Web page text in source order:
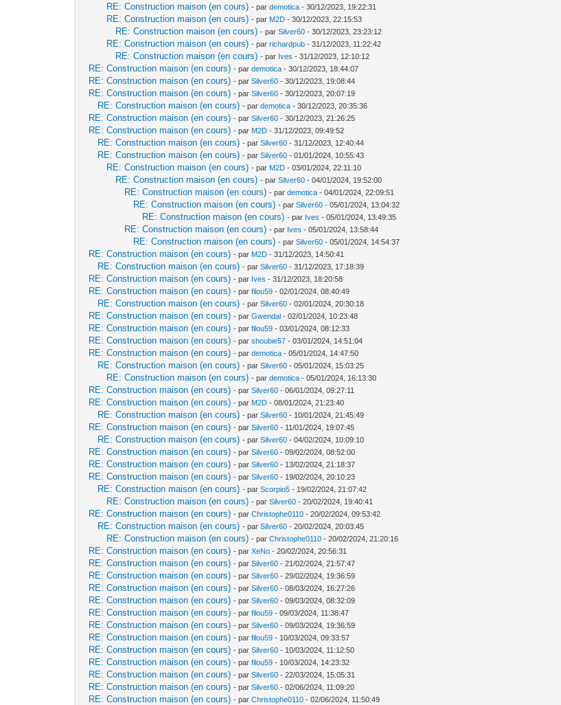
RE: Construction maison (en cours) - pardemotica - 30/12/2023, 19:22:31
RE: Construction maison (en cours) - par M2D - 30/12/2023, 22:15:53
RE: Construction maison (en cours) - parSilver60 - 30/12/2023, 23:23:12
RE: Construction maison (en cours) - parrichardpub - 31/12/2023, 11:22:42
RE: Construction maison (en cours) - par Ives - 31/12/2023, 12:10:12
RE: Construction maison (en cours) - pardemotica - 30/12/2023, 18:44:07
RE: Construction maison (en cours) - parSilver60 - 30/12/2023, 19:08:44
RE: Construction maison (en cours) - parSilver60 - 30/12/2023, 20:07:19
RE: Construction maison (en cours) - pardemotica - 30/12/2023, 20:35:36
RE: Construction maison (en cours) - parSilver60 - 30/12/2023, 21:26:25
RE: Construction maison (en cours) - par M2D - 31/12/2023, 09:49:52
RE: Construction maison (en cours) - parSilver60 - 31/12/2023, 12:40:44
RE: Construction maison (en cours) - parSilver60 - 01/01/2024, 10:55:43
RE: Construction maison (en cours) - par M2D - 03/01/2024, 22:11:10
RE: Construction maison (en cours) - parSilver60 - 04/01/2024, 19:52:00
RE: Construction maison (en cours) - pardemotica - 04/01/2024, 22:09:51
RE: Construction maison (en cours) - parSilver60 - 05/01/2024, 13:04:32
RE: Construction maison (en cours) - par Ives - 05/01/2024, 13:49:35
RE: Construction maison (en cours) - par Ives - 05/01/2024, 13:58:44
RE: Construction maison (en cours) - parSilver60 - 05/01/2024, 14:54:37
RE: Construction maison (en cours) - par M2D - 31/12/2023, 14:50:41
RE: Construction maison (en cours) - parSilver60 - 31/12/2023, 17:18:39
RE: Construction maison (en cours) - par Ives - 31/12/2023, 18:20:58
RE: Construction maison (en cours) - parfilou59 - 02/01/2024, 08:40:49
RE: Construction maison (en cours) - parSilver60 - 02/01/2024, 20:30:18
RE: Construction maison (en cours) - parGwendal - 02/01/2024, 10:23:48
RE: Construction maison (en cours) - parfilou59 - 03/01/2024, 08:12:33
RE: Construction maison (en cours) - parshoubie57 - 03/01/2024, 14:51:04
RE: Construction maison (en cours) - pardemotica - 05/01/2024, 14:47:50
RE: Construction maison (en cours) - parSilver60 - 05/01/2024, 15:03:25
RE: Construction maison (en cours) - pardemotica - 05/01/2024, 16:13:30
RE: Construction maison (en cours) - parSilver60 - 06/01/2024, 09:27:11
RE: Construction maison (en cours) - par M2D - 08/01/2024, 21:23:40
RE: Construction maison (en cours) - parSilver60 - 10/01/2024, 21:45:49
RE: Construction maison (en cours) - parSilver60 - 11/01/2024, 19:07:45
RE: Construction maison (en cours) - parSilver60 - 04/02/2024, 10:09:10
RE: Construction maison (en cours) - parSilver60 - 09/02/2024, 08:52:00
RE: Construction maison (en cours) - parSilver60 - 13/02/2024, 21:18:37
RE: Construction maison (en cours) - parSilver60 - 19/02/2024, 20:10:23
RE: Construction maison (en cours) - parScorpio5 - 19/02/2024, 21:07:42
RE: Construction maison (en cours) - parSilver60 - 20/02/2024, 19:40:41
RE: Construction maison (en cours) - parChristophe0110 - 20/02/2024, 09:53:42
RE: Construction maison (en cours) - parSilver60 - 20/02/2024, 20:03:45
RE: Construction maison (en cours) - parChristophe0110 - 20/02/2024, 21:20:16
RE: Construction maison (en cours) - parXeNo - 20/02/2024, 20:56:31
RE: Construction maison (en cours) - parSilver60 - 21/02/2024, 21:57:47
RE: Construction maison (en cours) - parSilver60 - 29/02/2024, 19:36:59
RE: Construction maison (en cours) - parSilver60 - 08/03/2024, 16:27:26
RE: Construction maison (en cours) - parSilver60 - 09/03/2024, 08:32:09
RE: Construction maison (en cours) - parfilou59 - 09/03/2024, 11:38:47
RE: Construction maison (en cours) - parSilver60 - 09/03/2024, 19:36:59
RE: Construction maison (en cours) - parfilou59 - 10/03/2024, 09:33:57
RE: Construction maison (en cours) - parSilver60 - 10/03/2024, 11:12:50
RE: Construction maison (en cours) - parfilou59 - 10/03/2024, 14:23:32
RE: Construction maison (en cours) - parSilver60 - 22/03/2024, 15:05:31
RE: Construction maison (en cours) - parSilver60 - 02/06/2024, 11:09:20
RE: Construction maison (en cours) - parChristophe0110 - 02/06/2024, 11:50:49